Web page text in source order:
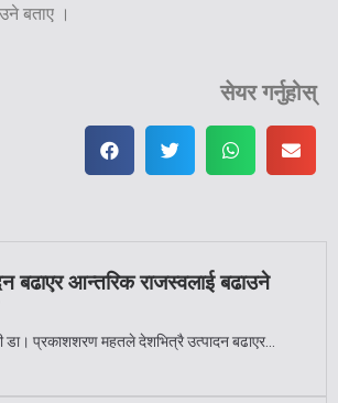
बताए ।
सेयर गर्नुहोस्
बढाएर आन्तरिक राजस्वलाई बढाउने
डा। प्रकाशशरण महतले देशभित्रै उत्पादन बढाएर...